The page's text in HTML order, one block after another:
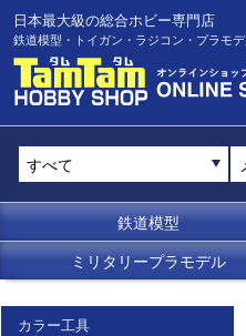
日本最大級の総合ホビー専門店
鉄道模型・トイガン・ラジコン・プラモ
鉄道模型
ミリタリープラモデル
カラー工具